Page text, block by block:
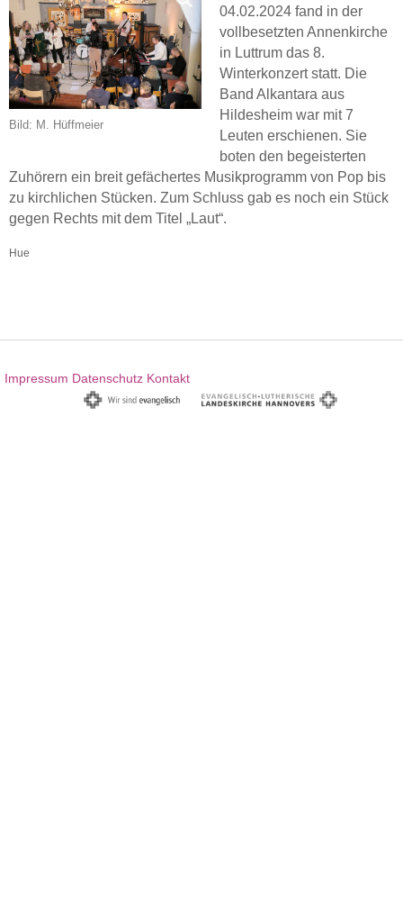
Bild: M. Hüffmeier
04.02.2024 fand in der
vollbesetzten Annenkirche
in Luttrum das 8.
Winterkonzert statt. Die
Band Alkantara aus
Hildesheim war mit 7
Leuten erschienen. Sie
boten den begeisterten
Zuhörern ein breit gefächertes Musikprogramm von Pop bis
zu kirchlichen Stücken. Zum Schluss gab es noch ein Stück
gegen Rechts mit dem Titel „Laut“.
Hue
Impressum Datenschutz Kontakt